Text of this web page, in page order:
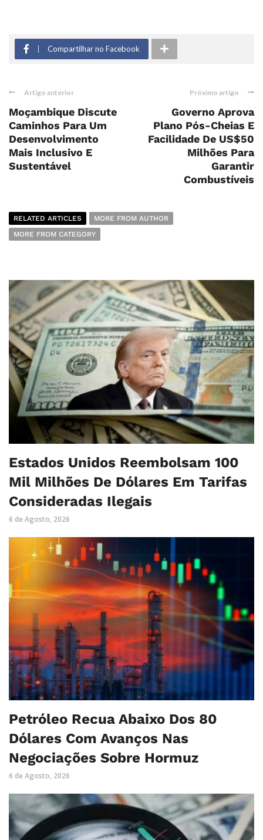
Compartilhar no Facebook
Artigo anterior
Moçambique Discute
Caminhos Para Um
Desenvolvimento
Mais Inclusivo E
Sustentável
Próximo artigo
Governo Aprova
Plano Pós-Cheias E
Facilidade De US$50
Milhões Para
Garantir
Combustíveis
RELATED ARTICLES
MORE FROM AUTHOR
MORE FROM CATEGORY
Estados Unidos Reembolsam 100
Mil Milhões De Dólares Em Tarifas
Consideradas Ilegais
6 de Agosto, 2026
Petróleo Recua Abaixo Dos 80
Dólares Com Avanços Nas
Negociações Sobre Hormuz
6 de Agosto, 2026